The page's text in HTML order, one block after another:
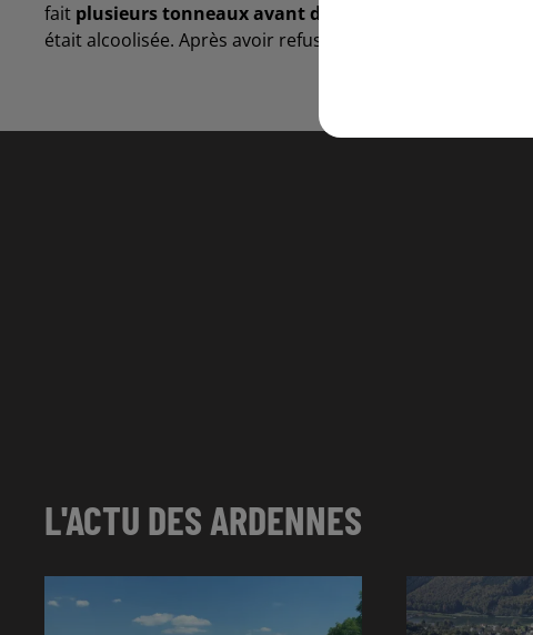
fait plusieurs tonneaux avant de terminer sa course
était alcoolisée. Après avoir refusé son transport à
L'ACTU DES ARDENNES